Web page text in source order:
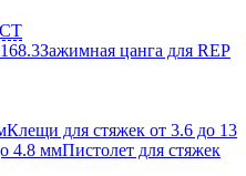
Зажимная цанга для REP
Клещи для стяжек от 3.6 до 13
4.8 ммПистолет для стяжек